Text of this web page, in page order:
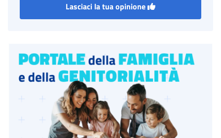
Lasciaci la tua opinione